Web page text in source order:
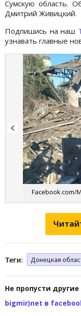
Сумскую область.
Дмитрий Живицкий.
Подпишись на наш
узнавать главные
Facebook.com/
Теги: Донецкая
Не пропусти
bigmir)net в